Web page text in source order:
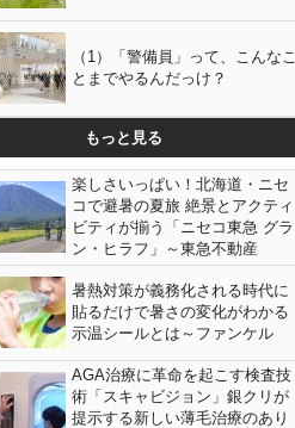
（1）「警備員」って、こんなこ
とまでやるんだっけ？
もっと見る
楽しさいっぱい！北海道・ニセ
コで避暑の夏旅 絶景とアクティ
ビティが揃う「ニセコ東急 グラ
ン・ヒラフ」～東急不動産
暑熱対策が義務化される時代に
貼るだけで暑さの変化がわかる
示温シールとは～ファンケル
AGA治療に革命を起こす検査技
術「スキャビジョン」銀クリが
提示する新しい薄毛治療のあり